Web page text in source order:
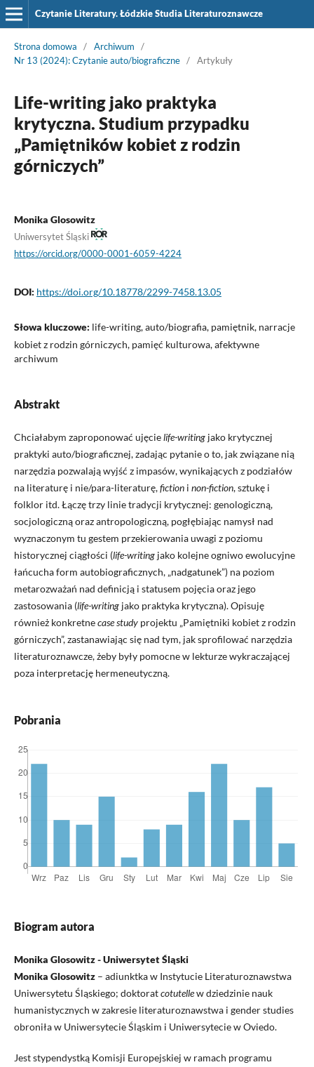
Czytanie Literatury. Łódzkie Studia Literaturoznawcze
Strona domowa / Archiwum
/
Nr 13 (2024): Czytanie auto/biograficzne / Artykuły
Life-writing jako praktyka
krytyczna. Studium przypadku
„Pamiętników kobiet z rodzin
górniczych”
Monika Glosowitz
Uniwersytet Śląski
https://orcid.org/0000-0001-6059-4224
DOI: https://doi.org/10.18778/2299-7458.13.05
Słowa kluczowe: life-writing, auto/biografia, pamiętnik, narracje
kobiet z rodzin górniczych, pamięć kulturowa, afektywne
archiwum
Abstrakt
Chciałabym zaproponować ujęcielife-writingjako krytycznej
praktyki auto/biograficznej, zadając pytanie o to, jak związane nią
narzędzia pozwalają wyjść z impasów, wynikających z podziałów
na literaturę i nie/para-literaturę,fictioni non-fiction, sztukę i
folklor itd. Łączę trzy linie tradycji krytycznej: genologiczną,
socjologiczną oraz antropologiczną, pogłębiając namysł nad
wyznaczonym tu gestem przekierowania uwagi z poziomu
historycznej ciągłości (life-writingjako kolejne ogniwo ewolucyjne
łańcucha form autobiograficznych, „nadgatunek”) na poziom
metarozważań nad definicją i statusem pojęcia oraz jego
zastosowania (life-writingjako praktyka krytyczna). Opisuję
również konkretnecase studyprojektu „Pamiętniki kobiet z rodzin
górniczych”, zastanawiając się nad tym, jak sprofilować narzędzia
literaturoznawcze, żeby były pomocne w lekturze wykraczającej
poza interpretację hermeneutyczną.
Pobrania
Biogram autora
Monika Glosowitz - Uniwersytet Śląski
Monika Glosowitz– adiunktka w Instytucie Literaturoznawstwa
Uniwersytetu Śląskiego; doktoratcotutellew dziedzinie nauk
humanistycznych w zakresie literaturoznawstwa i gender studies
obroniła w Uniwersytecie Śląskim i Uniwersytecie w Oviedo.
Jest stypendystką Komisji Europejskiej w ramach programu